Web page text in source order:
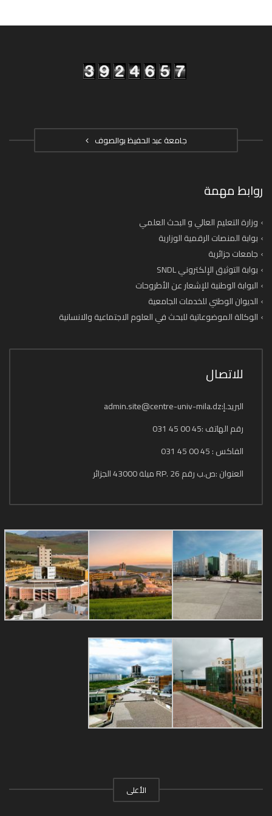
جامعة عبد الحفيظ بوالصوف
روابط مهمة
وزارة التعليم العالي و البحث العلمي
بوابة المنصات الرقمية الوزارية
جامعات جزائرية
بوابة التوثيق الإلكتروني SNDL
البوابة الوطنية للإشعار عن الأطروحات
الديوان الوطني للخدمات الجامعية
الوكالة الموضوعاتية للبحث في العلوم الاجتماعية والانسانية
للاتصال
البريد.إ:admin.site@centre-univ-mila.dz
رقم الهاتف :45 00 45 031
الفاكس : 45 00 45 031
العنوان :ص.ب رقم 26 .RP ميلة 43000 الجزائر
الأعلى